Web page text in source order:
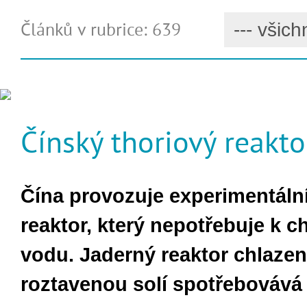
Článků v rubrice: 639
Čínský thoriový
Čína provozuje
reaktor, který nepotřebuje k
vodu. Jaderný reaktor
roztavenou solí